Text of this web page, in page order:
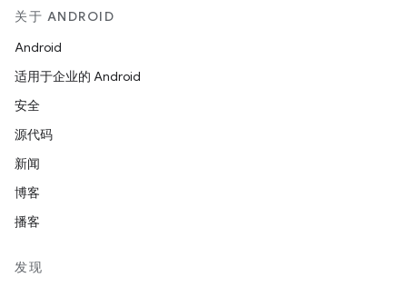
关于 ANDROID
Android
适用于企业的 Android
安全
源代码
新闻
博客
播客
发现